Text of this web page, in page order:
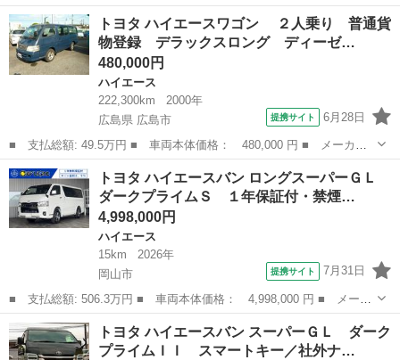
ー名： トヨタ ■ 車種名： ハイエースバン ■ グレード名： ス
ーパーＧＬ ダークプライムＩＩ ８型 禁煙 ｃａｒｒｏｚｚｅｒ
ｉａナビ...
岡山 岡山市 ハイエース
トヨタ ハイエースワゴン ２人乗り 普通貨
物登録 デラックスロング ディーゼ…
480,000円
ハイエース
222,300km
2000年
広島県 広島市
提携サイト 6月28日
■ 支払総額: 49.5万円 ■ 車両本体価格： 480,000 円 ■ メーカー
名： トヨタ ■ 車種名： ハイエースワゴン ■ グレード名：
２人乗り 普通貨物登録 デラックスロング ディーゼルターボ フ
ルタイム４Ｗ...
広島 広島市 ハイエース
トヨタ ハイエースバン ロングスーパーＧＬ
ダークプライムＳ １年保証付・禁煙…
4,998,000円
ハイエース
15km
2026年
岡山市
提携サイト 7月31日
■ 支払総額: 506.3万円 ■ 車両本体価格： 4,998,000 円 ■ メーカ
ー名： トヨタ ■ 車種名： ハイエースバン ■ グレード名： ロ
ングスーパーＧＬ ダークプライムＳ １年保証付・禁煙車・登録済
未使用車...
岡山 岡山市 ハイエース
トヨタ ハイエースバン スーパーＧＬ ダーク
プライムＩＩ スマートキー／社外ナ…